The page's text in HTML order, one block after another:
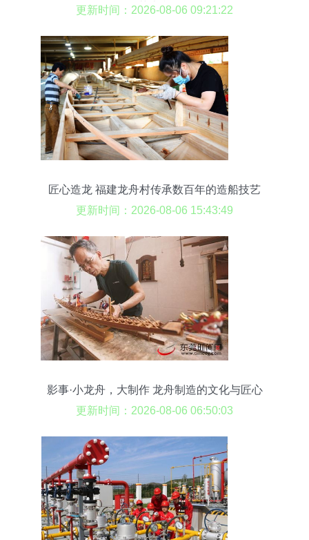
的艺术印记
更新时间：2026-08-06 09:21:22
匠心造龙 福建龙舟村传承数百年的造船技艺
更新时间：2026-08-06 15:43:49
影事·小龙舟，大制作 龙舟制造的文化与匠心
更新时间：2026-08-06 06:50:03